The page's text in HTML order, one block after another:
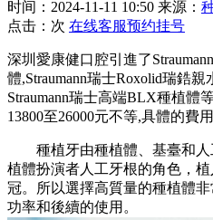
时间：2024-11-11 10:50 来源：
点击： 次 在线客服预约挂号
深圳愛康健口腔引進了
體,Straumann瑞士Roxolid瑞鋯
Straumann瑞士高端BLX種植體
13800至26000元不等,具體的費
種植牙由種植體、基臺和人
植體扮演者人工牙根的角色，
冠。所以選擇高質量的種植體
功率和後續的使用。